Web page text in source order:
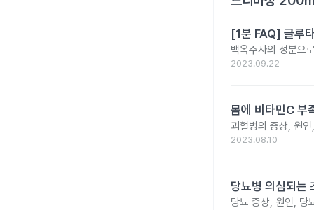
[1분 FAQ] 글루
백옥주사의 성분으
2023.09.22
몸에 비타민C 부
괴혈병의 증상, 원
2023.08.10
당뇨병 의심되는
당뇨 증상, 원인, 당